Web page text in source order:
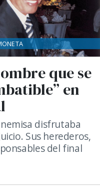
que se
en
disfrutaba
Sus herederos,
del final